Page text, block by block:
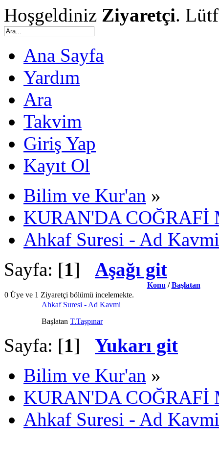
Hoşgeldiniz Ziyaretçi.
Ana Sayfa
Yardım
Ara
Takvim
Giriş Yap
Kayıt Ol
Bilim ve Kur'an »
KURAN'DA COĞRAFİ
Ahkaf Suresi - Ad Kavmi
Sayfa: [1] Aşağı git
Konu /Başlatan
0 Üye ve 1 Ziyaretçi bölümü incelemekte.
Ahkaf Suresi - Ad Kavmi
Başlatan T.Taşpınar
Sayfa: [1] Yukarı git
Bilim ve Kur'an »
KURAN'DA COĞRAFİ
Ahkaf Suresi - Ad Kavmi